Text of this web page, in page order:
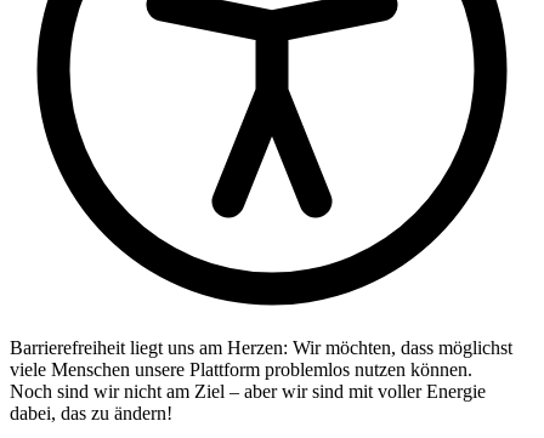
Barrierefreiheit liegt uns am Herzen: Wir möchten, dass möglichst
viele Menschen unsere Plattform problemlos nutzen können.
Noch sind wir nicht am Ziel – aber wir sind mit voller Energie
dabei, das zu ändern!